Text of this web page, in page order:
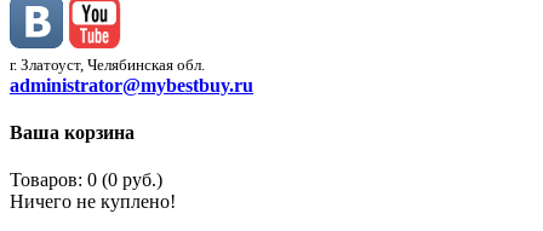
г. Златоуст, Челябинская обл.
administrator@mybestbuy.ru
Ваша корзина
Товаров: 0 (0 руб.)
Ничего не куплено!